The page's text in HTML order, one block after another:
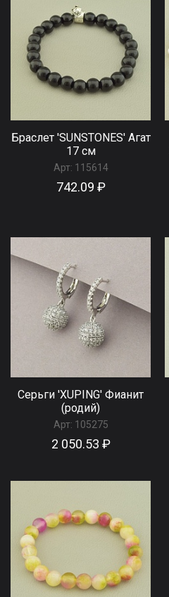
Браслет 'SUNSTONES' Агат
17 см
Арт: 115614
742.09 ₽
Серьги 'XUPING' Фианит
(родий)
Арт: 105275
2 050.53 ₽